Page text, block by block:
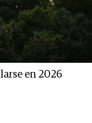
en 2026